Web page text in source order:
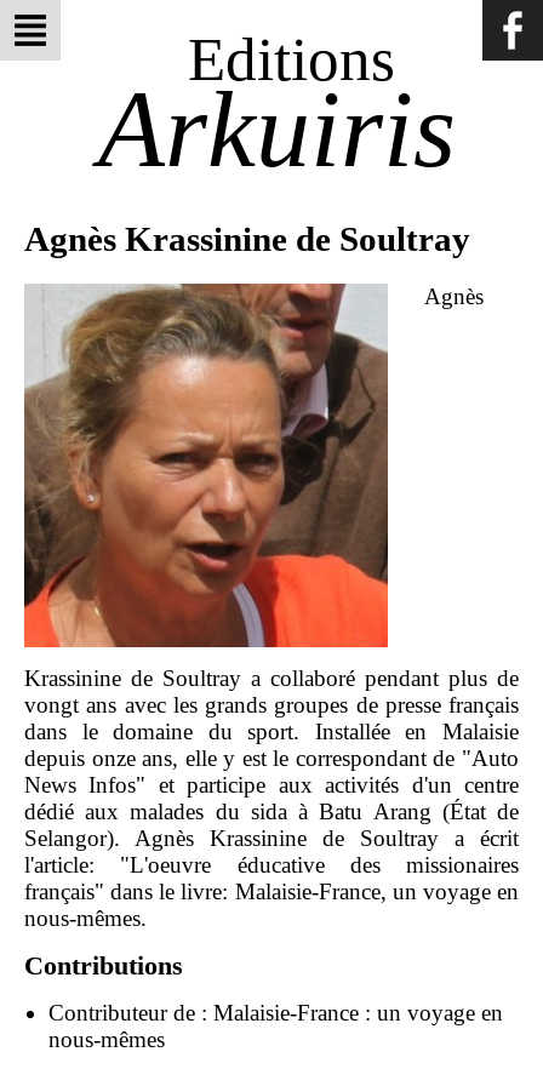
Editions
Arkuiris
Agnès Krassinine de Soultray
Agnès
Krassinine de Soultray a collaboré pendant plus de
vongt ans avec les grands groupes de presse français
dans le domaine du sport. Installée en Malaisie
depuis onze ans, elle y est le correspondant de "Auto
News Infos" et participe aux activités d'un centre
dédié aux malades du sida à Batu Arang (État de
Selangor). Agnès Krassinine de Soultray a écrit
l'article: "L'oeuvre éducative des missionaires
français" dans le livre: Malaisie-France, un voyage en
nous-mêmes.
Contributions
Contributeur de : Malaisie-France : un voyage en
nous-mêmes